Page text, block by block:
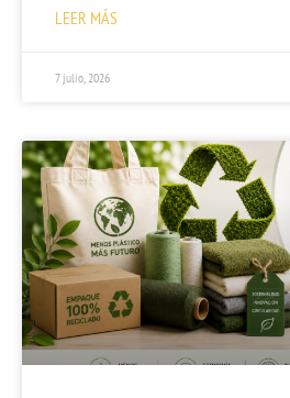
LEER MÁS
7 julio, 2026